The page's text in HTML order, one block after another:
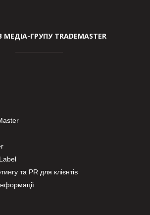
МЕДІА-ГРУПУ TRADEMASTER
та PR для клієнтів